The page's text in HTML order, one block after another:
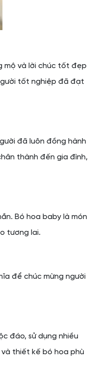
mộ và lời chúc tốt đẹp
tốt nghiệp đã đạt
đã luôn đồng hành
thành đến gia đình,
Bó hoa baby là món
tương lai.
để chúc mừng người
đáo, sử dụng nhiều
thiết kế bó hoa phù